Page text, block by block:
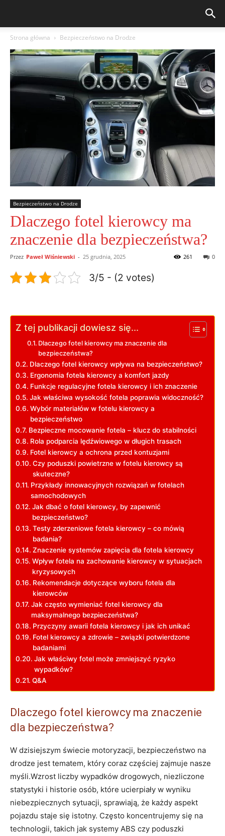
Strona główna Bezpieczeństwo na Drodze
Bezpieczeństwo na Drodze
Dlaczego fotel kierowcy ma
znaczenie dla bezpieczeństwa?
Przez Paweł Wiśniewski - 25 grudnia, 2025 0
261
3/5 - (2 votes)
Z tej publikacji dowiesz się...
Dlaczego fotel kierowcy ma⁣ znaczenie dla
bezpieczeństwa?
Dlaczego fotel kierowcy wpływa na bezpieczeństwo?
Ergonomia fotela ⁢kierowcy a komfort jazdy
Funkcje regulacyjne fotela kierowcy i ich znaczenie
Jak właściwa wysokość fotela poprawia widoczność?
Wybór materiałów w fotelu kierowcy a
bezpieczeństwo
Bezpieczne mocowanie fotela – ⁢klucz do stabilności
Rola podparcia lędźwiowego w ‌długich trasach
Fotel kierowcy a ochrona przed kontuzjami
Czy poduszki powietrzne w fotelu kierowcy są
skuteczne?
Przykłady ‍innowacyjnych rozwiązań w fotelach
samochodowych
Jak dbać o fotel kierowcy, ⁤by zapewnić
bezpieczeństwo?
Testy zderzeniowe fotela kierowcy – co mówią
badania?
Znaczenie systemów zapięcia dla fotela kierowcy
Wpływ fotela na zachowanie kierowcy w sytuacjach
kryzysowych
Rekomendacje dotyczące wyboru fotela dla
kierowców
Jak często wymieniać fotel kierowcy dla
maksymalnego bezpieczeństwa?
Przyczyny awarii fotela kierowcy i jak ich ‍unikać
Fotel kierowcy a zdrowie – związki potwierdzone
badaniami
Jak‍ właściwy fotel może zmniejszyć ryzyko
wypadków?
Q&A
Dlaczego fotel kierowcy ma⁣ znaczenie
dla bezpieczeństwa?
W dzisiejszym świecie motoryzacji, bezpieczeństwo ⁤na
drodze jest⁣ tematem, który coraz częściej zajmuje nasze
myśli.Wzrost liczby wypadków drogowych, niezliczone
statystyki i historie osób, które ucierpiały ⁣w wyniku
niebezpiecznych sytuacji, sprawiają, że każdy aspekt
pojazdu staje się istotny. Często koncentrujemy się na
technologii, takich⁢ jak systemy ABS czy poduszki